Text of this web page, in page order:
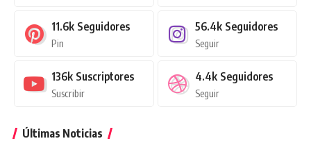
11.6k Seguidores
Pin
56.4k Seguidores
Seguir
136k Suscriptores
Suscribir
4.4k Seguidores
Seguir
Últimas Noticias